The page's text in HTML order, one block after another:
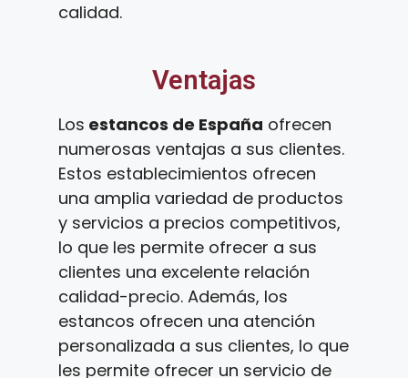
calidad.
Ventajas
Los estancos de España ofrecen
numerosas ventajas a sus clientes.
Estos establecimientos ofrecen
una amplia variedad de productos
y servicios a precios competitivos,
lo que les permite ofrecer a sus
clientes una excelente relación
calidad-precio. Además, los
estancos ofrecen una atención
personalizada a sus clientes, lo que
les permite ofrecer un servicio de